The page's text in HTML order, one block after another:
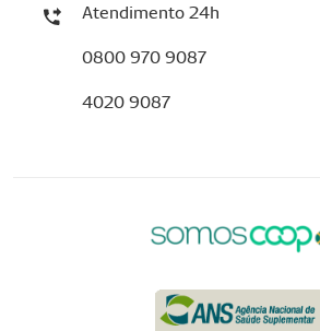
Atendimento 24h
0800 970 9087
4020 9087